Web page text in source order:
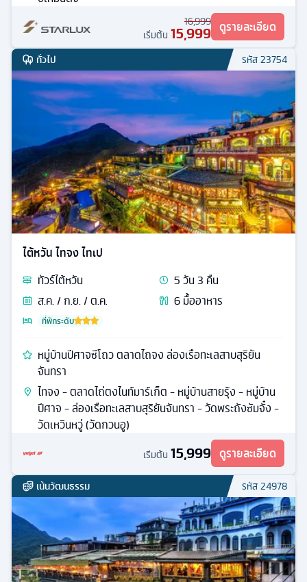
16,999
เริ่มต้น 15,999 ดูรายละเอียด
ทั่วไป รหัส23754
ไต้หวัน ไทจง ไทเป
ทัวร์ไต้หวัน 5วัน3 คืน
ส.ค. / ก.ย. / ต.ค.
6มื้ออาหาร
ที่พักระดับ
หมู่บ้านปีศาจซีโถว ตลาดไถจง ล่องเรือทะเลสาบสุริยัน
จันทรา
ไทจง - ตลาดไถ่ตงไนท์มาร์เก็ต - หมู่บ้านสายรุ้ง - หมู่บ้าน
ปีศาจ - ล่องเรือทะเลสาบสุริยันจันทรา - วัดพระถังซัมจั๋ง -
วัดเหวินหวู่ (วัดกวนอู)
เริ่มต้น 15,999 ดูรายละเอียด
เน้นวัฒนธรรม รหัส24978